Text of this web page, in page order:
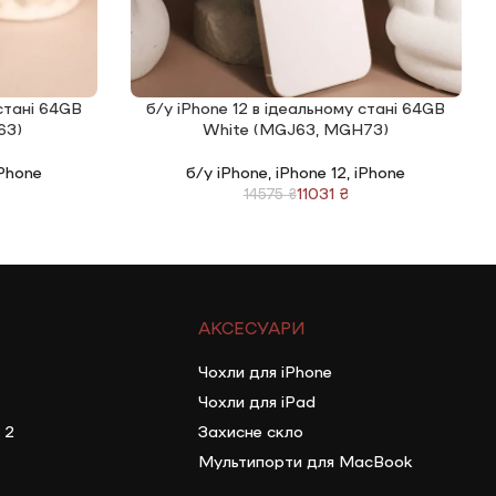
64GB
ЧИТАТИ ДАЛІ
б/у iPhone 12 в ідеальному стані 64GB
White (MGJ63, MGH73)
б/у iPhone ,iPhone 12 ,iPhone
14575₴11031 ₴
2
АКСЕСУАРИ
Чохли для iPhone
Чохли для iPad
Захисне скло
Мультипорти для MacBook